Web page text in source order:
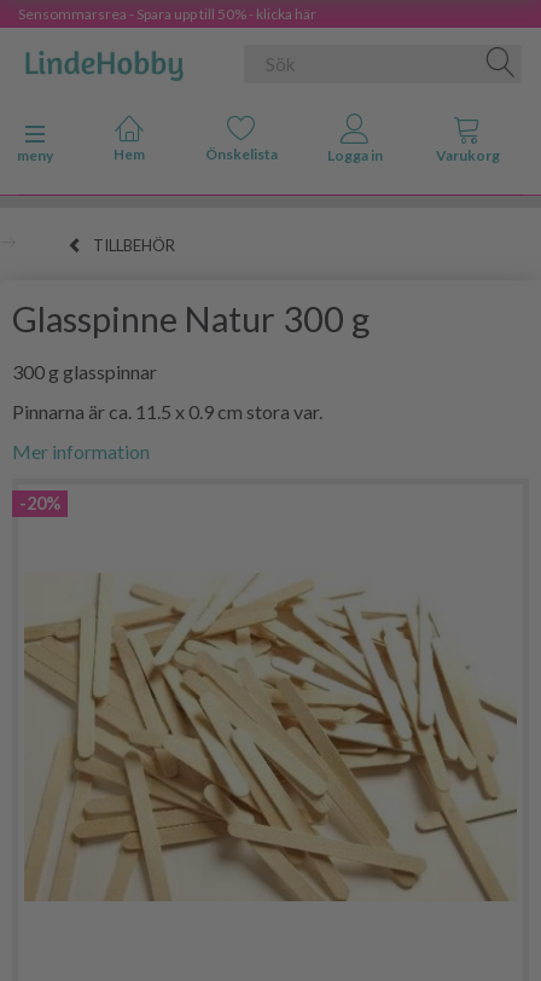
Sensommarsrea - Spara upp till 50% - klicka här
Ändra navigering
meny
TILLBEHÖR
Glasspinne Natur 300 g
300 g glasspinnar
Pinnarna är ca. 11.5 x 0.9 cm stora var.
Mer information
-20%